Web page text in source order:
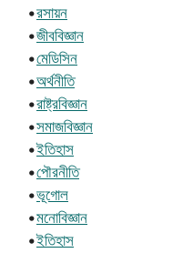
•রসায়ন
•জীববিজ্ঞান
•মেডিসিন
•অর্থনীতি
•রাষ্ট্রবিজ্ঞান
•সমাজবিজ্ঞান
•ইতিহাস
•পৌরনীতি
•ভূগোল
•মনোবিজ্ঞান
•ইতিহাস